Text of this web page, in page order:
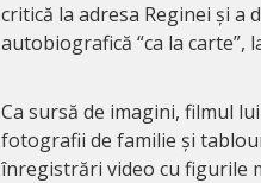
critică la adresa Reginei și a
autobiografică “ca la carte”,
Ca sursă de imagini, filmul
fotografii de familie și
înregistrări video cu figurile